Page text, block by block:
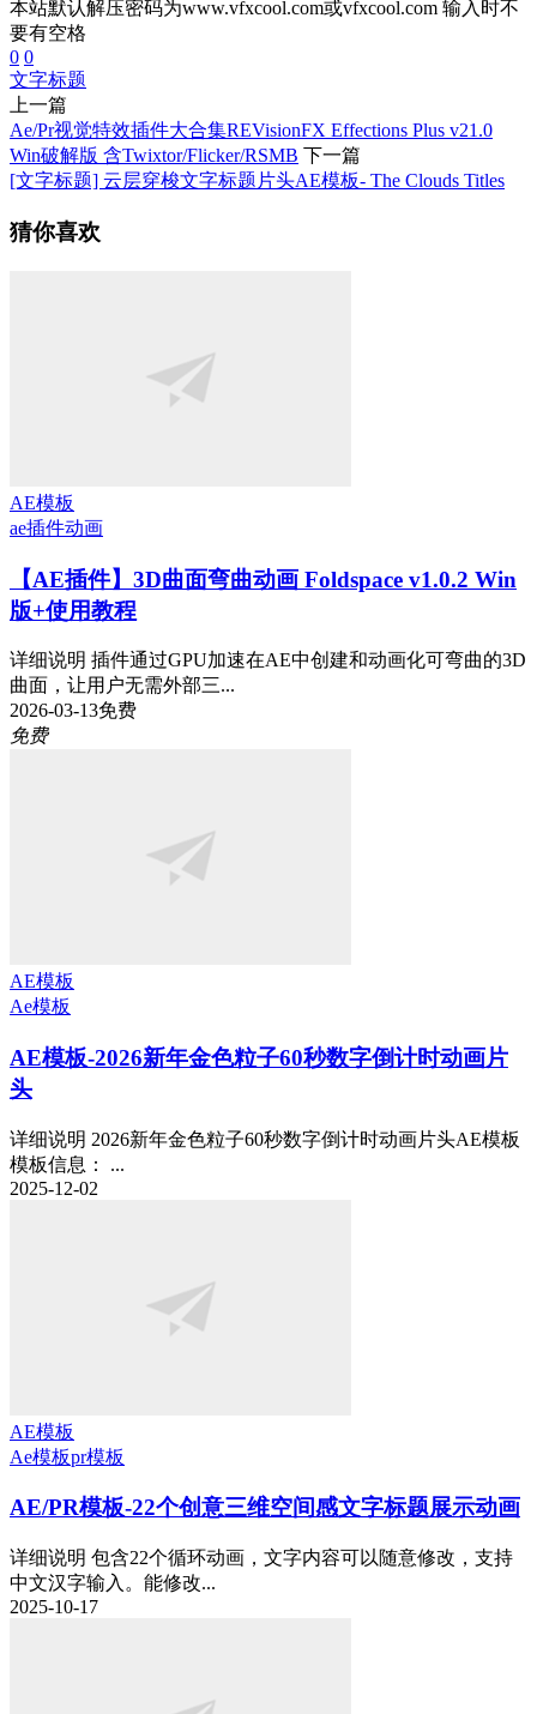
本站默认解压密码为www.vfxcool.com或vfxcool.com 输入时不
要有空格
0 0
文字标题
上一篇
Ae/Pr视觉特效插件大合集REVisionFX Effections Plus v21.0
Win破解版 含Twixtor/Flicker/RSMB 下一篇
[文字标题] 云层穿梭文字标题片头AE模板- The Clouds Titles
猜你喜欢
AE模板
ae插件动画
【AE插件】3D曲面弯曲动画 Foldspace v1.0.2 Win
版+使用教程
详细说明 插件通过GPU加速在AE中创建和动画化可弯曲的3D
曲面，让用户无需外部三...
2026-03-13免费
免费
AE模板
Ae模板
AE模板-2026新年金色粒子60秒数字倒计时动画片
头
详细说明 2026新年金色粒子60秒数字倒计时动画片头AE模板
模板信息： ...
2025-12-02
AE模板
Ae模板pr模板
AE/PR模板-22个创意三维空间感文字标题展示动画
详细说明 包含22个循环动画，文字内容可以随意修改，支持
中文汉字输入。能修改...
2025-10-17